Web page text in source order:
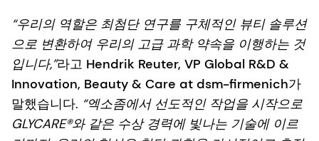
“우리의 역할은 최첨단 연구를 구체적인 뷰티 솔루션
으로 변환하여 우리의 고급 과학 약속을 이행하는 것
입니다,”라고 Hendrik Reuter, VP Global R&D &
Innovation, Beauty & Care at dsm-firmenich가
말했습니다. “엑소좀에서 선도적인 작업을 시작으로
GLYCARE®와 같은 수상 경력에 빛나는 기술에 이르